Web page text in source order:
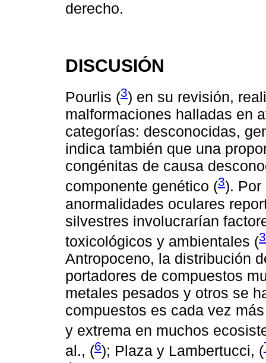
derecho.
DISCUSIÓN
Pourlis (3) en su revisión,
malformaciones halladas en
categorías: desconocidas,
indica también que una
congénitas de causa
componente genético (3). Por
anormalidades oculares
silvestres involucrarían
toxicológicos y ambientales (3
Antropoceno, la distribución
portadores de compuestos
metales pesados y otros se
compuestos es cada vez
y extrema en muchos
al., (6); Plaza y Lambertucci, (